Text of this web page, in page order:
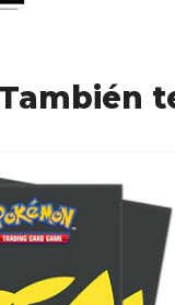
También